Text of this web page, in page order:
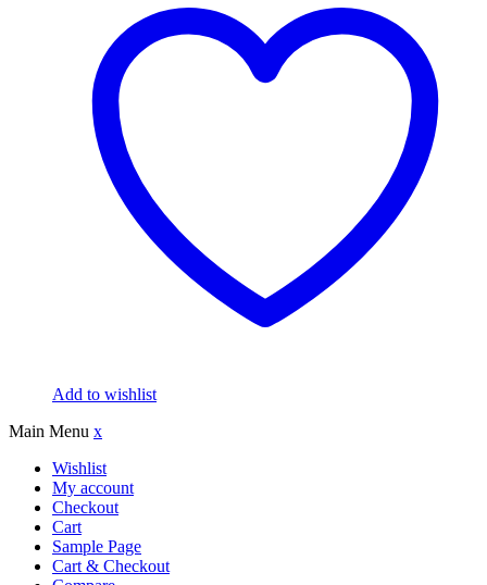
Add to wishlist
Main Menu x
Wishlist
My account
Checkout
Cart
Sample Page
Cart & Checkout